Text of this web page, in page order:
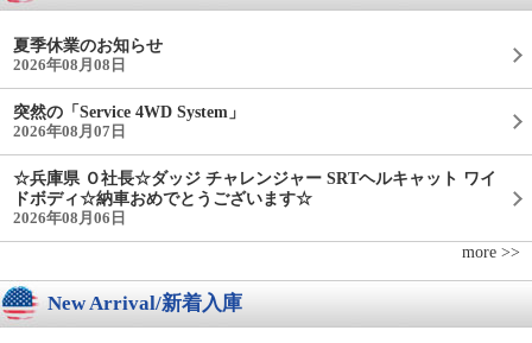
夏季休業のお知らせ
2026年08月08日
突然の「Service 4WD System」
2026年08月07日
☆兵庫県 Ｏ社長☆ダッジ チャレンジャー SRTヘルキャット ワイ
ドボディ☆納車おめでとうございます☆
2026年08月06日
more >>
New Arrival/新着入庫